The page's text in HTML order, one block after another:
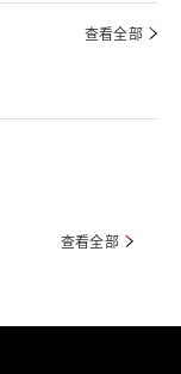
查看全部
查看全部